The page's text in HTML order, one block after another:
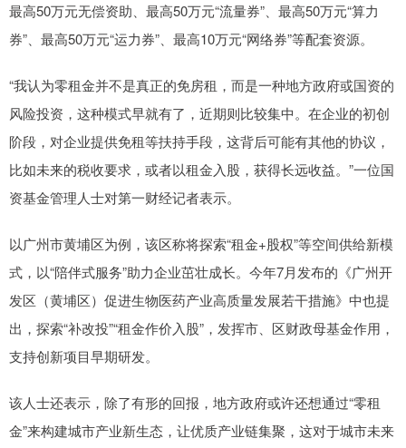
最高50万元无偿资助、最高50万元“流量券”、最高50万元“算力
券”、最高50万元“运力券”、最高10万元“网络券”等配套资源。
“我认为零租金并不是真正的免房租，而是一种地方政府或国资的
风险投资，这种模式早就有了，近期则比较集中。在企业的初创
阶段，对企业提供免租等扶持手段，这背后可能有其他的协议，
比如未来的税收要求，或者以租金入股，获得长远收益。”一位国
资基金管理人士对第一财经记者表示。
以广州市黄埔区为例，该区称将探索“租金+股权”等空间供给新模
式，以“陪伴式服务”助力企业茁壮成长。今年7月发布的《广州开
发区（黄埔区）促进生物医药产业高质量发展若干措施》中也提
出，探索“补改投”“租金作价入股”，发挥市、区财政母基金作用，
支持创新项目早期研发。
该人士还表示，除了有形的回报，地方政府或许还想通过“零租
金”来构建城市产业新生态，让优质产业链集聚，这对于城市未来